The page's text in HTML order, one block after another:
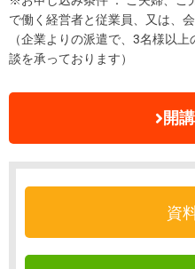
で働く経営者と従業員、又は、
（企業よりの派遣で、3名様以
談を承っております）
開
資